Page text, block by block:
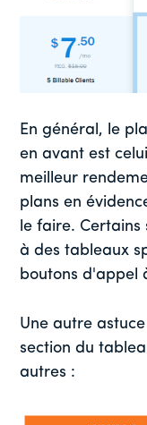
En général, le
en avant est
meilleur
plans en
le faire. Certains
à des tableaux
boutons d'appel
Une autre
section du
autres :